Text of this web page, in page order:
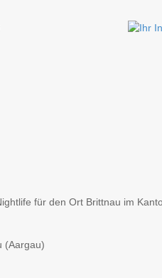
für den Ort Brittnau im
(Aargau)